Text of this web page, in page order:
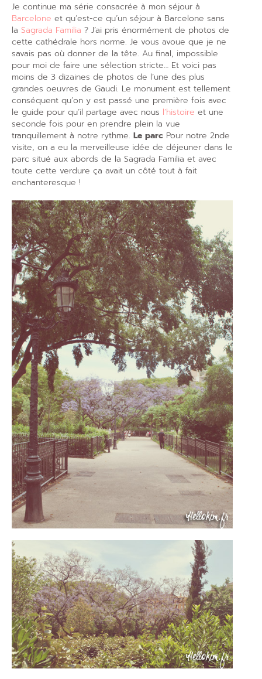
Je continue ma série consacrée à mon séjour à
Barcelone et qu’est-ce qu’un séjour à Barcelone sans
la Sagrada Familia ? J’ai pris énormément de photos de
cette cathédrale hors norme. Je vous avoue que je ne
savais pas où donner de la tête. Au final, impossible
pour moi de faire une sélection stricte… Et voici pas
moins de 3 dizaines de photos de l’une des plus
grandes oeuvres de Gaudi. Le monument est tellement
conséquent qu’on y est passé une première fois avec
le guide pour qu’il partage avec nous l’histoire et une
seconde fois pour en prendre plein la vue
tranquillement à notre rythme. Le parc Pour notre 2nde
visite, on a eu la merveilleuse idée de déjeuner dans le
parc situé aux abords de la Sagrada Familia et avec
toute cette verdure ça avait un côté tout à fait
enchanteresque !